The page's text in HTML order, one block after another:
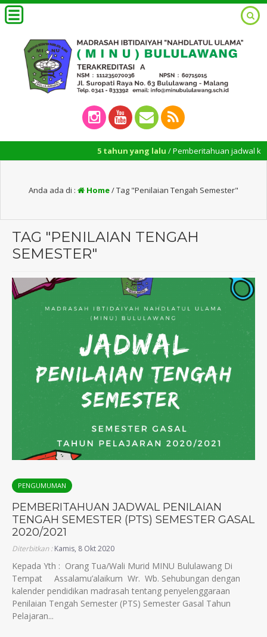
5 tahun yang lalu/ Pemberitahuan jadwal
Anda ada di : Home/Tag "Penilaian Tengah Semester"
TAG "PENILAIAN TENGAH
SEMESTER"
PENGUMUMAN
PEMBERITAHUAN JADWAL PENILAIAN
TENGAH SEMESTER (PTS) SEMESTER GASAL
2020/2021
Diterbitkan :Kamis, 8 Okt 2020
Kepada Yth : Orang Tua/Wali Murid MINU Bululawang Di
Tempat Assalamu’alaikum Wr. Wb. Sehubungan dengan
kalender pendidikan madrasah tentang penyelenggaraan
Penilaian Tengah Semester (PTS) Semester Gasal Tahun
Pelajaran...